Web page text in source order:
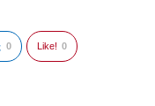
0 Like! 0